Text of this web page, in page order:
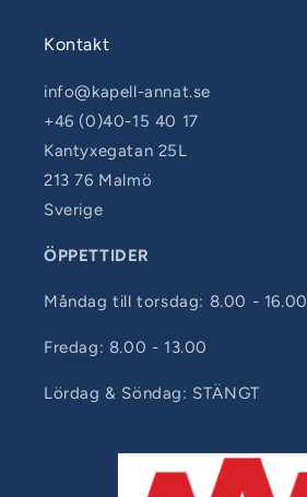
Kontakt
info@kapell-annat.se
+46 (0)40-15 40 17
Kantyxegatan 25L
213 76 Malmö
Sverige
ÖPPETTIDER
Måndag till torsdag: 8.00 - 16.00
Fredag: 8.00 - 13.00
Lördag & Söndag: STÄNGT